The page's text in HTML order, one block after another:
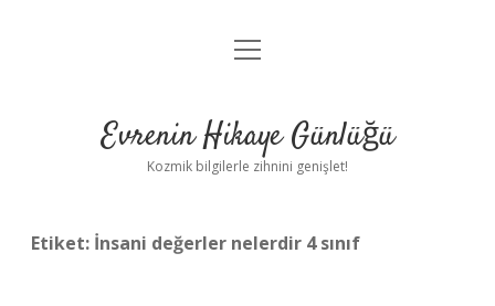
Anasayfa
Yasal Uyarı
menüyü
Evrenin Hikaye Günlüğü
Kozmik bilgilerle zihnini genişlet!
Etiket: İnsani değerler nelerdir 4 sınıf